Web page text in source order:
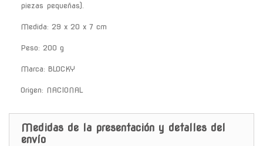
piezas pequeñas).
Medida: 29 x 20 x 7 cm
Peso: 200 g
Marca: BLOCKY
Origen: NACIONAL
Medidas de la presentación y detalles del
envío